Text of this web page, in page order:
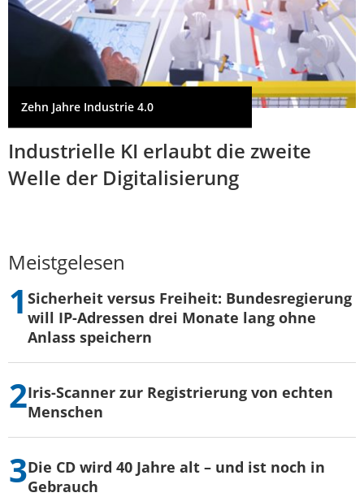
Zehn Jahre Industrie 4.0
Industrielle KI erlaubt die zweite
Welle der Digitalisierung
Meistgelesen
Sicherheit versus Freiheit: Bundesregierung
will IP-Adressen drei Monate lang ohne
Anlass speichern
Iris-Scanner zur Registrierung von echten
Menschen
Die CD wird 40 Jahre alt – und ist noch in
Gebrauch